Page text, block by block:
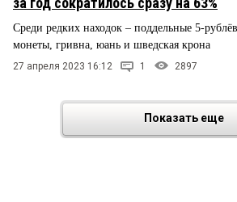
Среди редких находок – поддельные 5-
монеты, гривна, юань и шведская крона
27 апреля 2023 16:12 1 2897
Показать еще